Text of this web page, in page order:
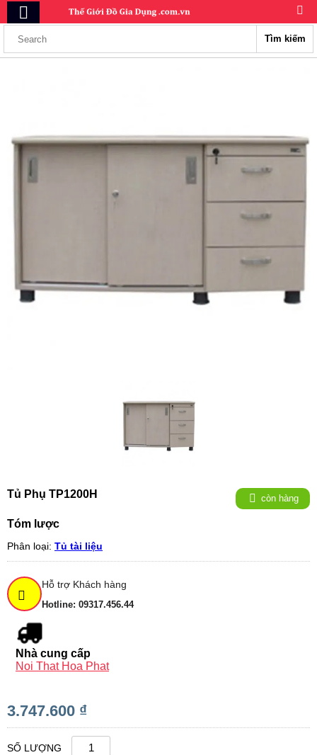
Tìm kiếm
Tủ Phụ TP1200H còn hàng
Tóm lược
Phân loại: Tủ tài liệu
Hỗ trợ Khách hàng
Hotline: 09317.456.44
Nhà cung cấp
Noi That Hoa Phat
3.747.600 ₫
SỐ LƯỢNG